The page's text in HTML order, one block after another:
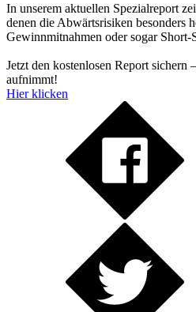
In unserem aktuellen Spezialreport
denen die Abwärtsrisiken besonders
Gewinnmitnahmen oder sogar Short-
Jetzt den kostenlosen Report
aufnimmt!
Hier klicken